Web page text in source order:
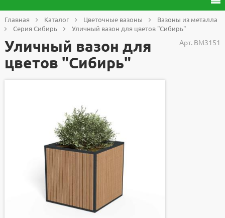
Главная Каталог Цветочные вазоны
Вазоны из металла
Серия Сибирь
Уличный вазон для цветов "Сибирь"
Арт. ВМ3151
Уличный вазон для
цветов "Сибирь"